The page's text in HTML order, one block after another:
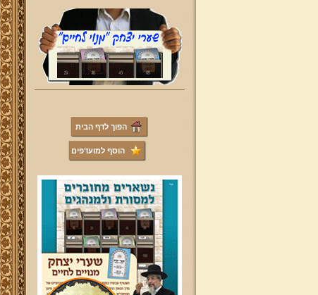
הפוך לדף הבית
הוסף למועדפים